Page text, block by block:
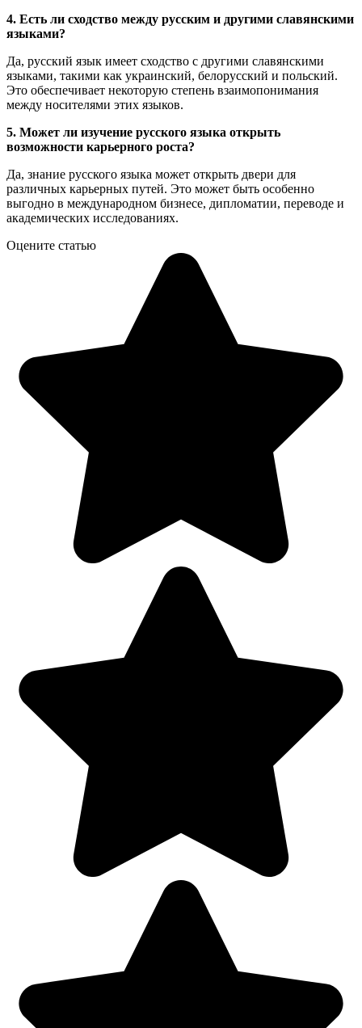
4. Есть ли сходство между русским и другими славянскими
языками?
Да, русский язык имеет сходство с другими славянскими
языками, такими как украинский, белорусский и польский.
Это обеспечивает некоторую степень взаимопонимания
между носителями этих языков.
5. Может ли изучение русского языка открыть
возможности карьерного роста?
Да, знание русского языка может открыть двери для
различных карьерных путей. Это может быть особенно
выгодно в международном бизнесе, дипломатии, переводе и
академических исследованиях.
Оцените статью